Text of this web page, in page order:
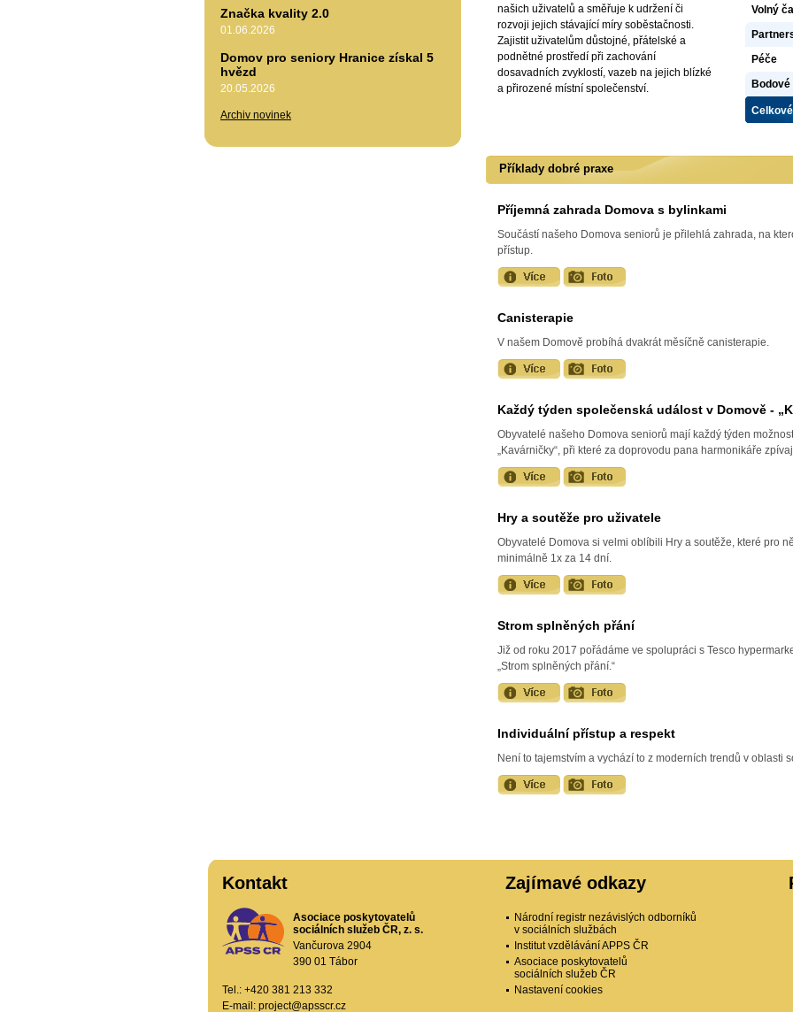
Značka kvality 2.0
01.06.2026
Domov pro seniory Hranice získal 5
hvězd
20.05.2026
Archiv novinek
našich uživatelů a směřuje k udržení či
rozvoji jejich stávající míry soběstačnosti.
Zajistit uživatelům důstojné, přátelské a
podnětné prostředí při zachování
dosavadních zvyklostí, vazeb na jejich blízké
a přirozené místní společenství.
Volný
Péče
Příklady dobré praxe
Příjemná zahrada Domova s bylinkami
Součástí našeho Domova seniorů je přilehlá zahrada, na
přístup.
Canisterapie
V našem Domově probíhá dvakrát měsíčně canisterapie.
Každý týden společenská událost v Domově -
Obyvatelé našeho Domova seniorů mají každý týden
„Kavárničky“, při které za doprovodu pana harmonikáře
Hry a soutěže pro uživatele
Obyvatelé Domova si velmi oblíbili Hry a soutěže, které pro
minimálně 1x za 14 dní.
Strom splněných přání
Již od roku 2017 pořádáme ve spolupráci s Tesco
„Strom splněných přání.“
Individuální přístup a respekt
Není to tajemstvím a vychází to z moderních trendů v oblasti
Kontakt
Asociace poskytovatelů
sociálních služeb ČR, z. s.
Vančurova 2904
390 01 Tábor
Tel.: +420 381 213 332
E-mail: project@apsscr.cz
Zajímavé odkazy
Národní registr nezávislých odborníků
v sociálních službách
Institut vzdělávání APPS ČR
Asociace poskytovatelů
sociálních služeb ČR
Nastavení cookies